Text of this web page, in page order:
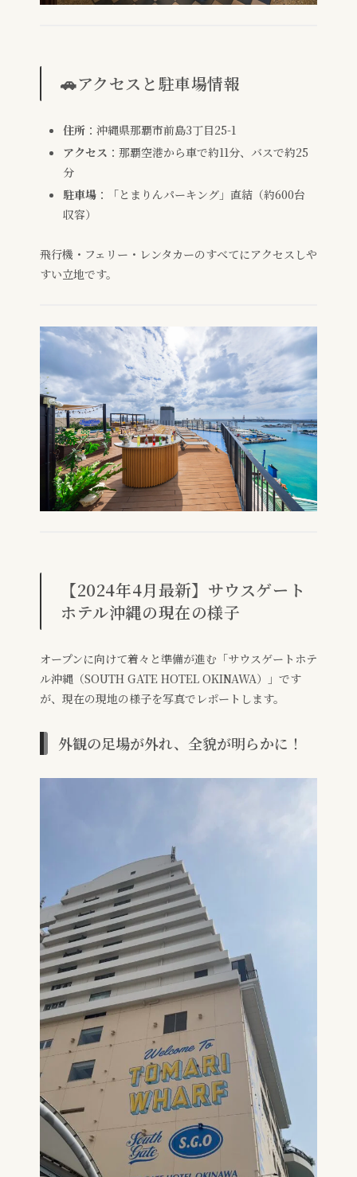
🚗アクセスと駐車場情報
住所：沖縄県那覇市前島3丁目25-1
アクセス ：那覇空港から車で約11分、バスで約25
分
駐車場：「とまりんパーキング」直結（約600台
収容）
飛行機・フェリー・レンタカーのすべてにアクセスしや
すい立地です。
【2024年4月最新】サウスゲート
ホテル沖縄の現在の様子
オープンに向けて着々と準備が進む「サウスゲートホテ
ル沖縄（SOUTH GATE HOTEL OKINAWA）」です
が、現在の現地の様子を写真でレポートします。
外観の足場が外れ、全貌が明らかに！